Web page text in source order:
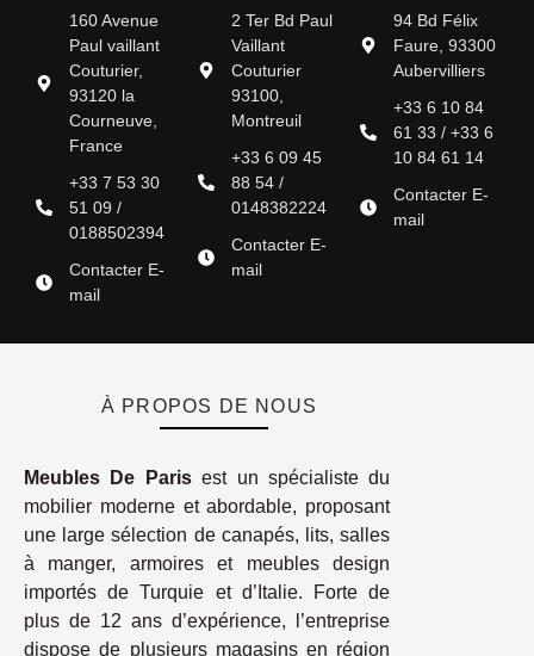
160 Avenue
Paul vaillant
Couturier,
93120 la
Courneuve,
France
+33 7 53 30
51 09 /
0188502394
Contacter E-
mail
2 Ter Bd Paul
Vaillant
Couturier
93100,
Montreuil
+33 6 09 45
88 54 /
0148382224
Contacter E-
mail
94 Bd Félix
Faure, 93300
Aubervilliers
+33 6 10 84
61 33 / +33 6
10 84 61 14
Contacter E-
mail
À PROPOS DE NOUS
Meubles De Parisest un spécialiste du
mobilier moderne et abordable, proposant
une large sélection de canapés, lits, salles
à manger, armoires et meubles design
importés de Turquie et d’Italie. Forte de
plus de 12 ans d’expérience, l’entreprise
dispose de plusieurs magasins en région